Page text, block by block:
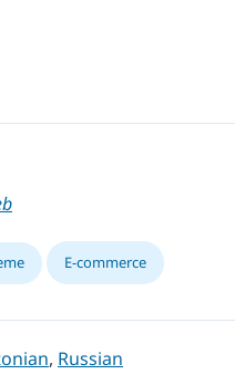
E-commerce
, Russian